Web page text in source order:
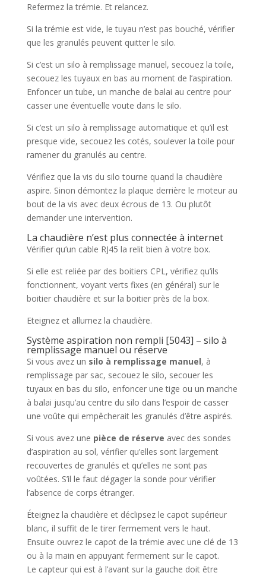
Refermez la trémie. Et relancez.
Si la trémie est vide, le tuyau n’est pas bouché, vérifier
que les granulés peuvent quitter le silo.
Si c’est un silo à remplissage manuel, secouez la toile,
secouez les tuyaux en bas au moment de l’aspiration.
Enfoncer un tube, un manche de balai au centre pour
casser une éventuelle voute dans le silo.
Si c’est un silo à remplissage automatique et qu’il est
presque vide, secouez les cotés, soulever la toile pour
ramener du granulés au centre.
Vérifiez que la vis du silo tourne quand la chaudière
aspire. Sinon démontez la plaque derrière le moteur au
bout de la vis avec deux écrous de 13. Ou plutôt
demander une intervention.
La chaudière n’est plus connectée à internet
Vérifier qu’un cable RJ45 la relit bien à votre box.
Si elle est reliée par des boitiers CPL, vérifiez qu’ils
fonctionnent, voyant verts fixes (en général) sur le
boitier chaudière et sur la boitier près de la box.
Eteignez et allumez la chaudière.
Système aspiration non rempli [5043] – silo à
remplissage manuel ou réserve
Si vous avez un silo à remplissage manuel, à
remplissage par sac, secouez le silo, secouer les
tuyaux en bas du silo, enfoncer une tige ou un manche
à balai jusqu’au centre du silo dans l’espoir de casser
une voûte qui empêcherait les granulés d’être aspirés.
Si vous avez une pièce de réserve avec des sondes
d’aspiration au sol, vérifier qu’elles sont largement
recouvertes de granulés et qu’elles ne sont pas
voûtées. S’il le faut dégager la sonde pour vérifier
l’absence de corps étranger.
Éteignez la chaudière et déclipsez le capot supérieur
blanc, il suffit de le tirer fermement vers le haut.
Ensuite ouvrez le capot de la trémie avec une clé de 13
ou à la main en appuyant fermement sur le capot.
Le capteur qui est à l’avant sur la gauche doit être